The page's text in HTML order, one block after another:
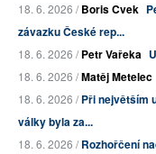
18. 6. 2026 /Boris Cvek
závazku České rep...
18. 6. 2026 /Petr Vařeka
18. 6. 2026 /Matěj Metelec
18. 6. 2026 /Při největším
války byla za...
18. 6. 2026 /Rozhořčení